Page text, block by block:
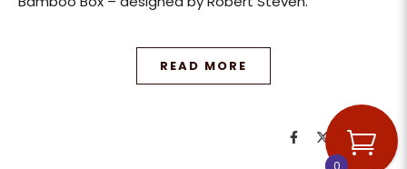
READ MORE
0